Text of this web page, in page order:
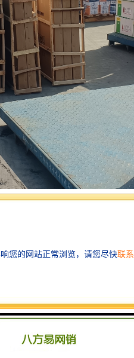
流行业领域里又被广泛称为物流
自己的分公司，这样货车来回都